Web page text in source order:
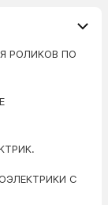
РОЛИКОВ ПО
С